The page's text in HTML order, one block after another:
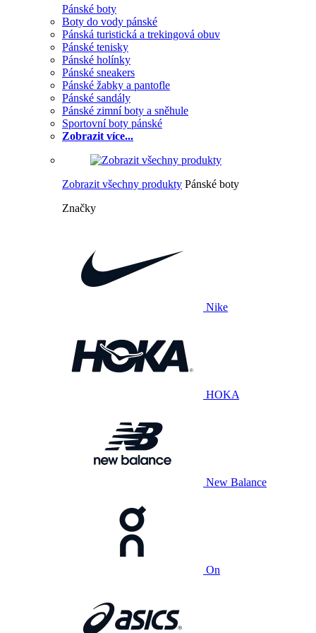
Pánské boty
Boty do vody pánské
Pánská turistická a trekingová obuv
Pánské tenisky
Pánské holínky
Pánské sneakers
Pánské žabky a pantofle
Pánské sandály
Pánské zimní boty a sněhule
Sportovní boty pánské
Zobrazit více...
Zobrazit všechny produkty Pánské boty
Značky
Nike
HOKA
New Balance
On